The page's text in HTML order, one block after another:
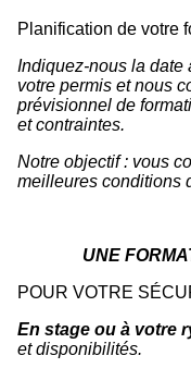
Planification de votre
Indiquez-nous la date
votre permis et nous
prévisionnel de
et contraintes.
Notre objectif : vous
meilleures conditions
UNE FORMA
POUR VOTRE
En stage ou à votre r
et disponibilités.